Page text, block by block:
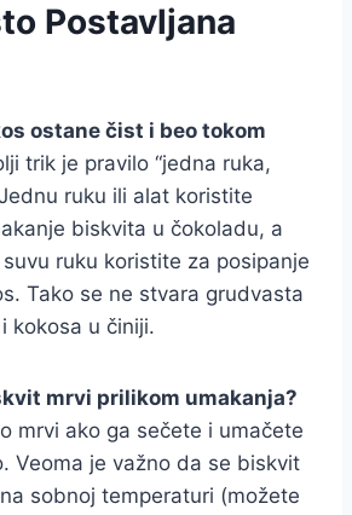
Postavljana
ostane čist i beo tokom
trik je pravilo “jedna ruka,
ruku ili alat koristite
biskvita u čokoladu, a
ruku koristite za posipanje
Tako se ne stvara grudvasta
kokosa u činiji.
mrvi prilikom umakanja?
mrvi ako ga sečete i umačete
Veoma je važno da se biskvit
sobnoj temperaturi (možete